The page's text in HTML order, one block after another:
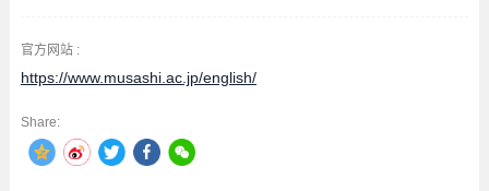
官方网站 :
https://www.musashi.ac.jp/english/
Share: